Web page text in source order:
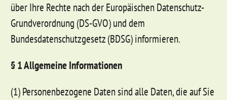
über Ihre Rechte nach der Europäischen Datenschutz-
Grundverordnung (DS-GVO) und dem
Bundesdatenschutzgesetz (BDSG) informieren.
§ 1 Allgemeine Informationen
(1) Personenbezogene Daten sind alle Daten, die auf Sie